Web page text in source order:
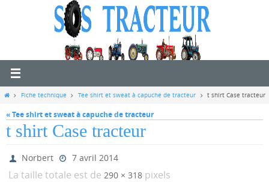
HomeFiche technique Tee shirt et sweat à capuche de tracteur t shirt Case tracteur
« Tee shirt et sweat à capuche de tracteur
t shirt Case tracteur
Norbert 7 avril 2014
La taille totale est de 290 × 318 pixels